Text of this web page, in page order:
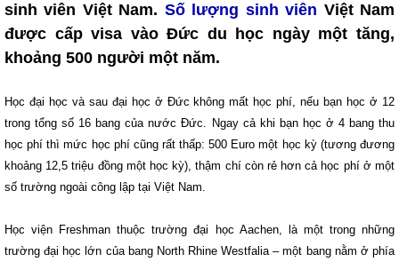
sinh viên Việt Nam. Số lượng sinh viên Việt Nam
được cấp visa vào Đức du học ngày một tăng,
khoảng 500 người một năm.
Học đại học và sau đại học ở Đức không mất học phí, nếu bạn học ở 12
trong tổng số 16 bang của nước Đức. Ngay cả khi bạn học ở 4 bang thu
học phí thì mức học phí cũng rất thấp: 500 Euro một học kỳ (tương đương
khoảng 12,5 triệu đồng một học kỳ), thậm chí còn rẻ hơn cả học phí ở một
số trường ngoài công lập tại Việt Nam.
Học viện Freshman thuộc trường đại học Aachen, là một trong những
trường đại học lớn của bang North Rhine Westfalia – một bang nằm ở phía